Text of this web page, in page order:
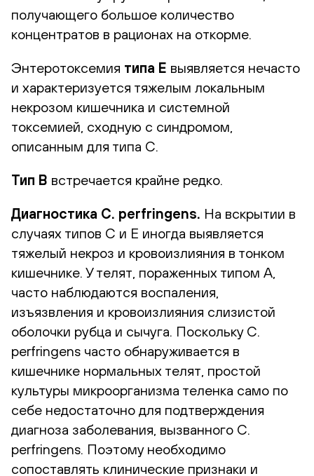
получающего большое количество
концентратов в рационах на откорме.
Энтеротоксемия типа Е выявляется нечасто
и характеризуется тяжелым локальным
некрозом кишечника и системной
токсемией, сходную с синдромом,
описанным для типа C.
Тип B встречается крайне редко.
Диагностика C. perfringens. На вскрытии в
случаях типов C и E иногда выявляется
тяжелый некроз и кровоизлияния в тонком
кишечнике. У телят, пораженных типом А,
часто наблюдаются воспаления,
изъязвления и кровоизлияния слизистой
оболочки рубца и сычуга. Поскольку C.
perfringens часто обнаруживается в
кишечнике нормальных телят, простой
культуры микроорганизма теленка само по
себе недостаточно для подтверждения
диагноза заболевания, вызванного C.
perfringens. Поэтому необходимо
сопоставлять клинические признаки и